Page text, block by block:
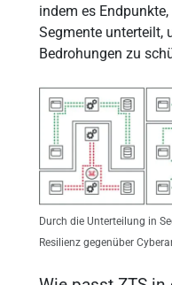
indem es
Segmente unterteilt,
Bedrohungen zu
Durch die Unterteilung in
Resilienz gegenüber